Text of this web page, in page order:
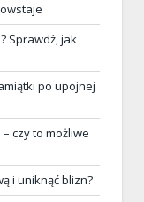
Sprawdź, jak
po upojnej
czy to możliwe
i uniknąć blizn?